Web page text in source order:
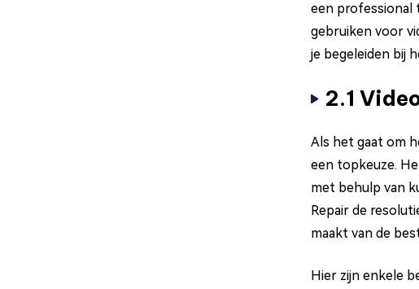
een professional
gebruiken voor
je begeleiden bij
2.1
Als het gaat om
een topkeuze.
met behulp van
Repair de
maakt van de
Hier zijn enkele